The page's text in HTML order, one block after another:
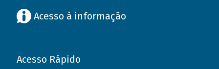
Acesso à informação
Acesso Rápido